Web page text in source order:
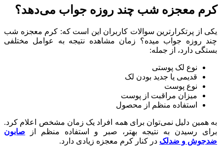
کرم معجزه شب چند روزه جواب می‌دهد؟
یکی از پرتکرارترین سوالات کاربران این است که: کرم معجزه شب
چند روزه جواب میده؟ زمان مشاهده نتیجه به عوامل مختلفی
بستگی دارد، از جمله:
نوع لک پوستی
قدیمی یا جدید بودن لک
نوع پوست
میزان مراقبت از پوست
استفاده منظم از محصول
به همین دلیل نمی‌توان برای همه افراد یک زمان مشخص اعلام کرد.
برای رسیدن به نتیجه بهتر، صبر و استفاده منظم از صابون
ضدجوش و ضدلک در کنار کرم معجزه زیادی دارد.